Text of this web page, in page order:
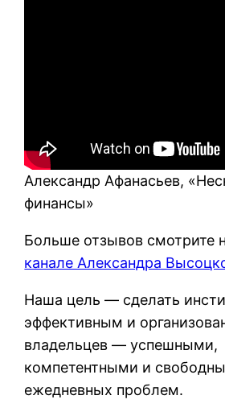
Александр Афанасьев,
финансы»
Больше отзывов смотрите
канале Александра
Наша цель — сделать
эффективным и
владельцев — успешными,
компетентными и
ежедневных проблем.